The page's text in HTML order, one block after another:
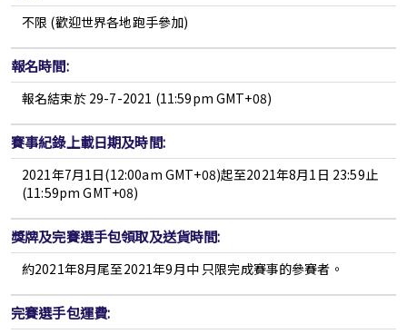
不限 (歡迎世界各地跑手參加)
報名時間:
報名結束於 29-7-2021 (11:59pm GMT+08)
賽事紀錄上載日期及時間:
2021年7月1日(12:00am GMT+08)起至2021年8月1日 23:59止
(11:59pm GMT+08)
獎牌及完賽選手包領取及送貨時間:
約2021年8月尾至2021年9月中 只限完成賽事的參賽者。
完賽選手包運費: